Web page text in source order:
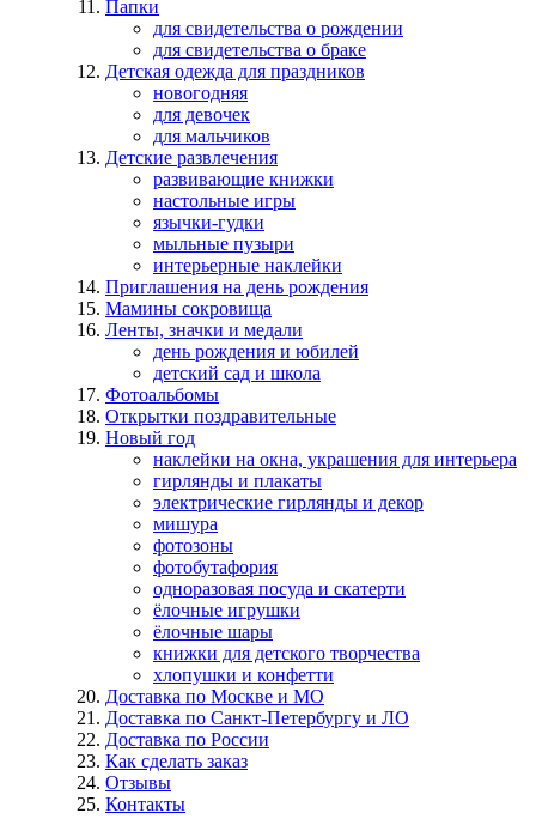
Папки
для свидетельства о рождении
для свидетельства о браке
Детская одежда для праздников
новогодняя
для девочек
для мальчиков
Детские развлечения
развивающие книжки
настольные игры
язычки-гудки
мыльные пузыри
интерьерные наклейки
Приглашения на день рождения
Мамины сокровища
Ленты, значки и медали
день рождения и юбилей
детский сад и школа
Фотоальбомы
Открытки поздравительные
Новый год
наклейки на окна, украшения для интерьера
гирлянды и плакаты
электрические гирлянды и декор
мишура
фотозоны
фотобутафория
одноразовая посуда и скатерти
ёлочные игрушки
ёлочные шары
книжки для детского творчества
хлопушки и конфетти
Доставка по Москве и МО
Доставка по Санкт-Петербургу и ЛО
Доставка по России
Как сделать заказ
Отзывы
Контакты